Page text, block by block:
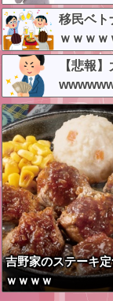
w w w w
移民ベト
ｗｗｗ
【悲報
吉野家のステーキ
ｗｗｗｗ